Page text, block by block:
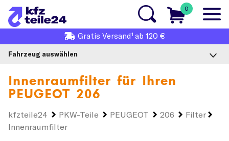
0
Gratis Versand1 ab 120 €
Fahrzeug auswählen
Innenraumfilter für Ihren
PEUGEOT 206
kfzteile24 PKW-Teile PEUGEOT 206
Filter
Innenraumfilter